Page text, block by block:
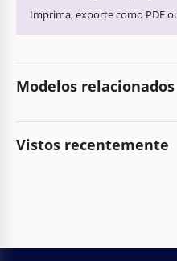
Imprima, exporte como PDF
Modelos relacionados
Vistos recentemente